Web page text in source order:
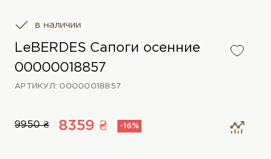
в наличии
LeBERDES Сапоги осенние
00000018857
АРТИКУЛ: 00000018857
9950 ₴ 8359 ₴ -16%